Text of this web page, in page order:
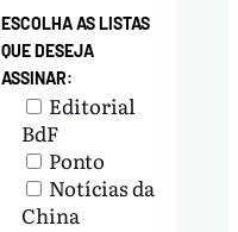
ESCOLHA AS LISTAS
QUE DESEJA
ASSINAR:
Editorial
BdF
Ponto
Notícias da
China